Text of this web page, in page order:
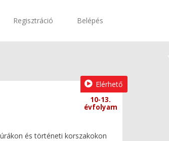
Regisztráció Belépés
és történeti korszakokon
Elérhető
10-13.
évfolyam